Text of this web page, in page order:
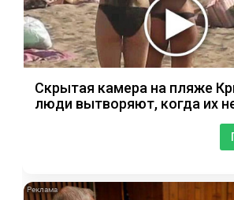
Скрытая камера на пляже
люди вытворяют, когда их